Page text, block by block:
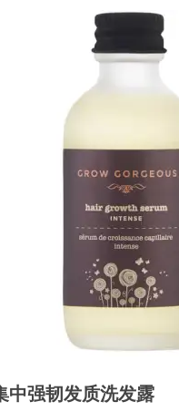
中强韧发质洗发露